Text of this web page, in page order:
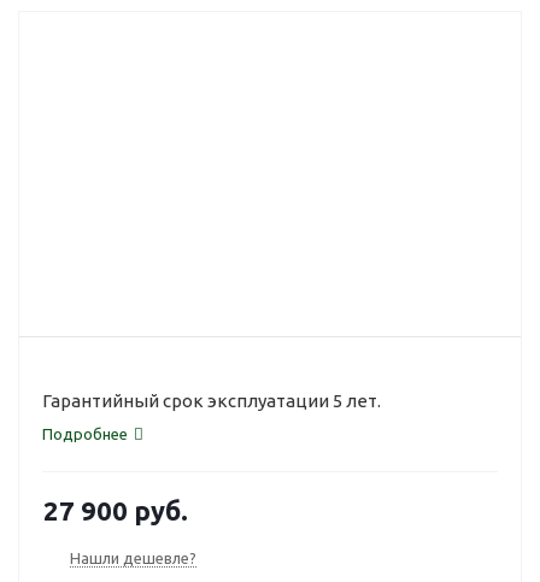
Гарантийный срок эксплуатации 5 лет.
Подробнее
27 900 руб.
Нашли дешевле?